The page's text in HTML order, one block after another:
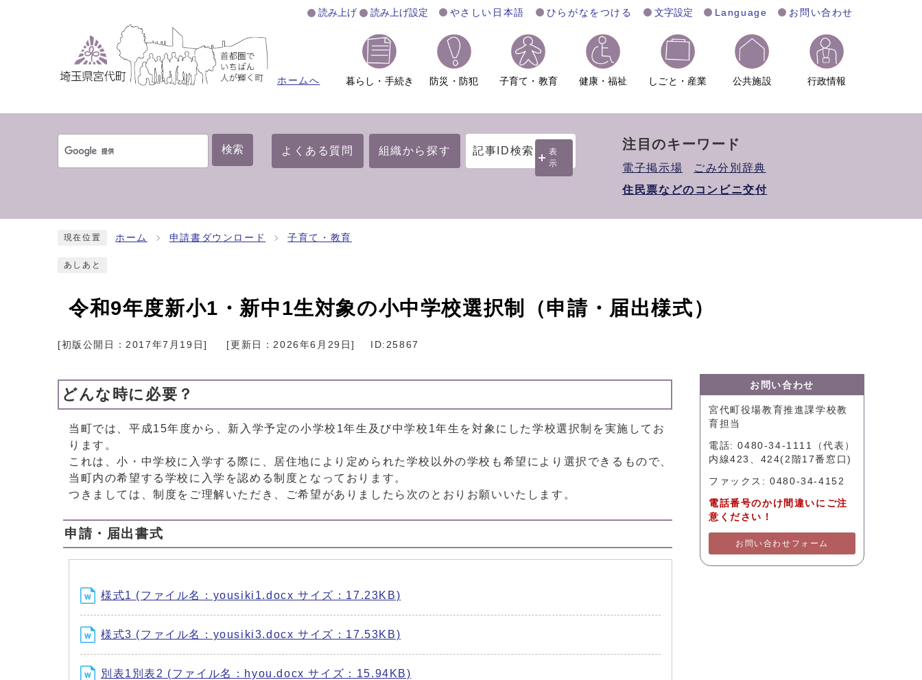
読み上げ 読み上げ設定 やさしい日本語 ひらがなをつける 文字設定 Language お問い合わせ
ホームへ 暮らし・手続き 防災・防犯 子育て・教育 健康・福祉 しごと・産業 公共施設 行政情報
検索 よくある質問 組織から探す 記事ID検索
表
示
注目のキーワード
電子掲示場
ごみ分別辞典
住民票などのコンビニ交付
現在位置 ホーム 申請書ダウンロード 子育て・教育
あしあと
令和9年度新小1・新中1生対象の小中学校選択制（申請・届出様式）
[初版公開日：2017年7月19日] [更新日：2026年6月29日] ID:25867
どんな時に必要？
当町では、平成15年度から、新入学予定の小学校1年生及び中学校1年生を対象にした学校選択制を実施してお
ります。
これは、小・中学校に入学する際に、居住地により定められた学校以外の学校も希望により選択できるもので、
当町内の希望する学校に入学を認める制度となっております。
つきましては、制度をご理解いただき、ご希望がありましたら次のとおりお願いいたします。
申請・届出書式
様式1 (ファイル名：yousiki1.docx サイズ：17.23KB)
様式3 (ファイル名：yousiki3.docx サイズ：17.53KB)
別表1別表2 (ファイル名：hyou.docx サイズ：15.94KB)
お問い合わせ
宮代町役場教育推進課学校教
育担当
電話: 0480-34-1111（代表）
内線423、424(2階17番窓口)
ファックス: 0480-34-4152
電話番号のかけ間違いにご注
意ください！
お問い合わせフォーム